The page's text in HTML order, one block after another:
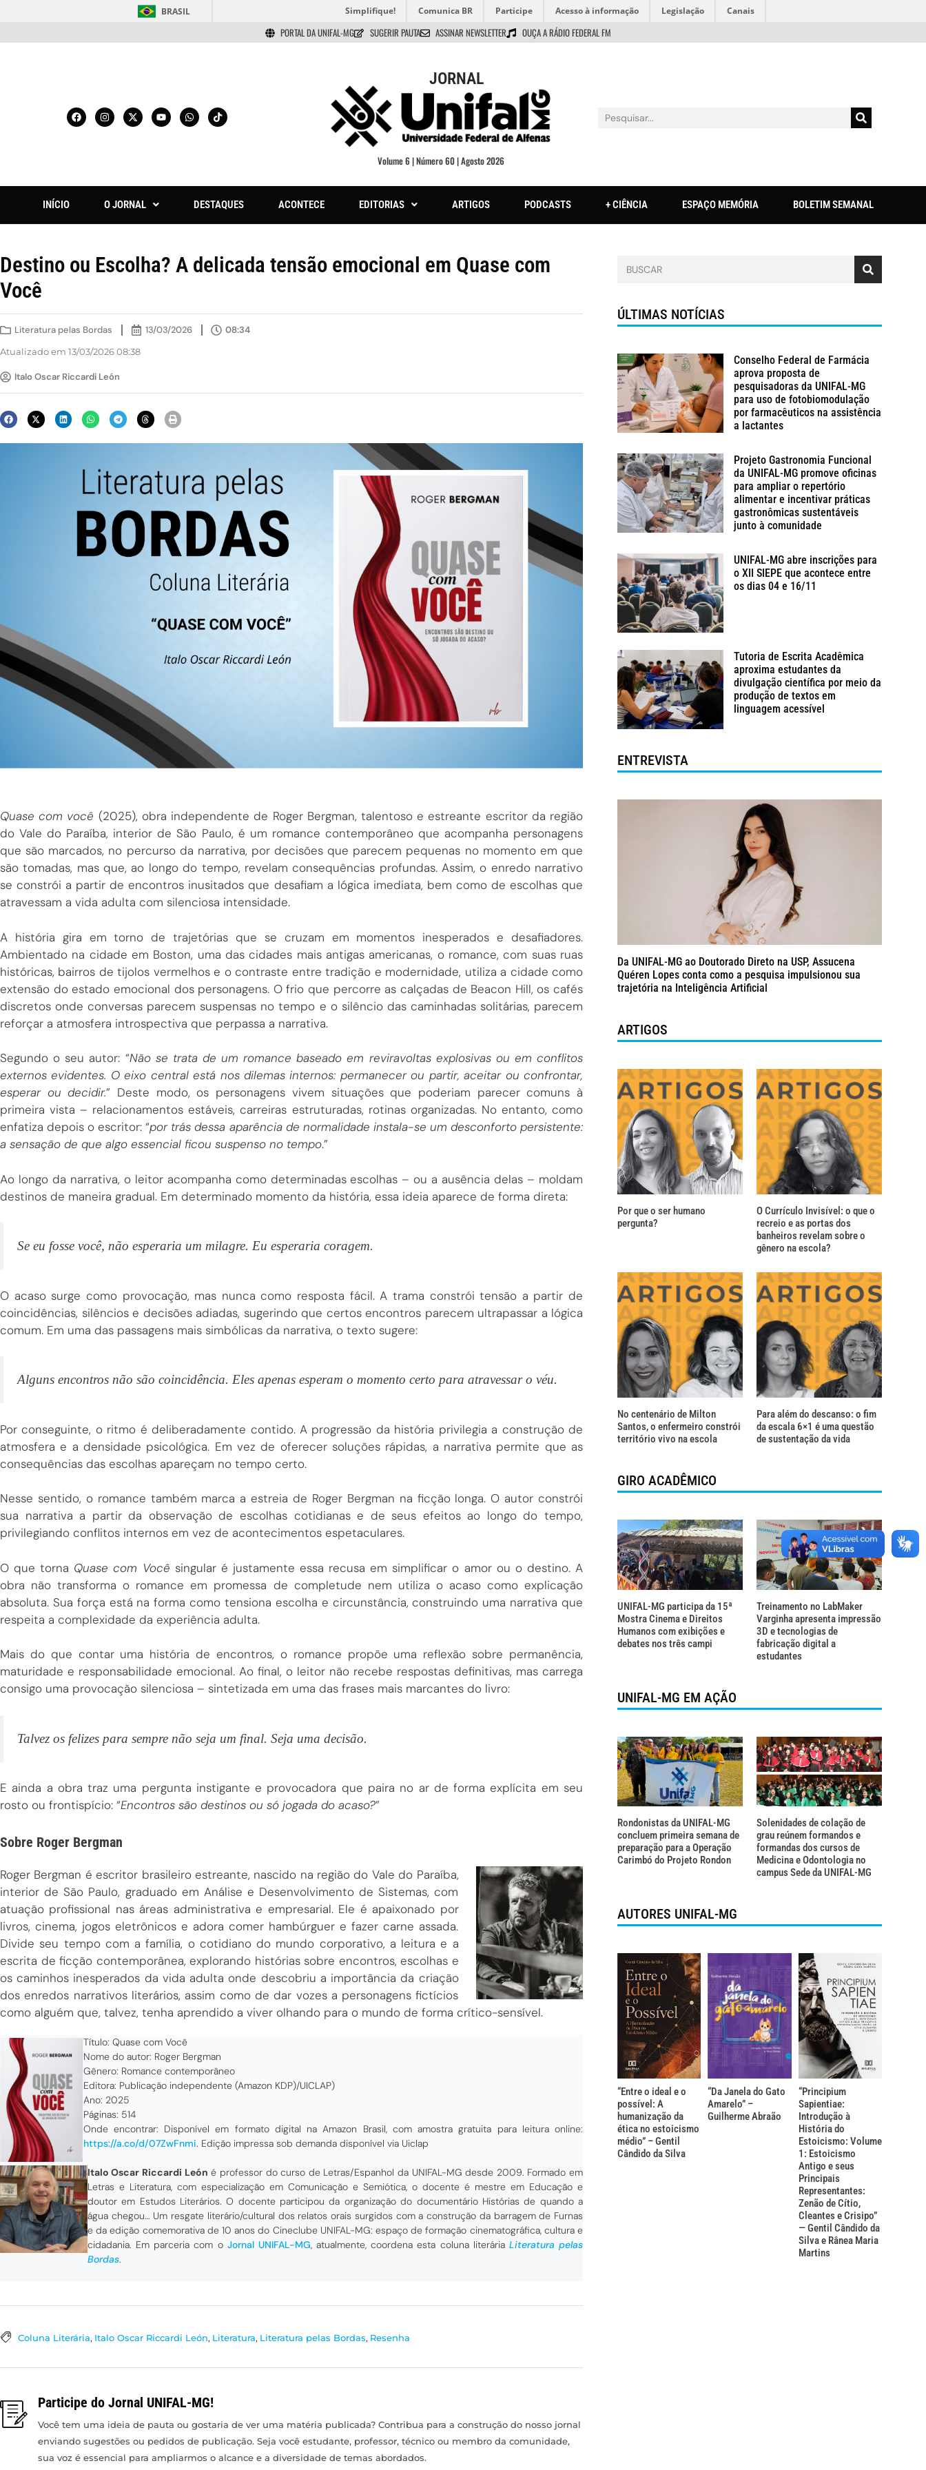
BRASIL Simplifique! Comunica BR Participe Acesso à informação Legislação Canais
PORTAL DA UNIFAL-MG SUGERIR PAUTA ASSINAR NEWSLETTER OUÇA A RÁDIO FEDERAL FM
JORNAL
Volume 6 | Número 60 | Agosto 2026
INÍCIO O JORNAL DESTAQUES ACONTECE EDITORIAS ARTIGOS PODCASTS + CIÊNCIA ESPAÇO MEMÓRIA BOLETIM SEMANAL
Destino ou Escolha? A delicada tensão emocional em Quase com
Você
Literatura pelas Bordas 13/03/2026 08:34
Atualizado em 13/03/2026 08:38
Italo Oscar Riccardi León
Quase com você (2025), obra independente de Roger Bergman, talentoso e estreante escritor da região
do Vale do Paraíba, interior de São Paulo, é um romance contemporâneo que acompanha personagens
que são marcados, no percurso da narrativa, por decisões que parecem pequenas no momento em que
são tomadas, mas que, ao longo do tempo, revelam consequências profundas. Assim, o enredo narrativo
se constrói a partir de encontros inusitados que desafiam a lógica imediata, bem como de escolhas que
atravessam a vida adulta com silenciosa intensidade.
A história gira em torno de trajetórias que se cruzam em momentos inesperados e desafiadores.
Ambientado na cidade em Boston, uma das cidades mais antigas americanas, o romance, ­com suas ruas
históricas, bairros de tijolos vermelhos e o contraste entre tradição e modernidade, utiliza a cidade como
extensão do estado emocional dos personagens. O frio que percorre as calçadas de Beacon Hill, os cafés
discretos onde conversas parecem suspensas no tempo e o silêncio das caminhadas solitárias, parecem
reforçar a atmosfera introspectiva que perpassa a narrativa.
Segundo o seu autor: “Não se trata de um romance baseado em reviravoltas explosivas ou em conflitos
externos evidentes. O eixo central está nos dilemas internos: permanecer ou partir, aceitar ou confrontar,
esperar ou decidir.” Deste modo, os personagens vivem situações que poderiam parecer comuns à
primeira vista – relacionamentos estáveis, carreiras estruturadas, rotinas organizadas. No entanto, como
enfatiza depois o escritor: “por trás dessa aparência de normalidade instala-se um desconforto persistente:
a sensação de que algo essencial ficou suspenso no tempo.”
Ao longo da narrativa, o leitor acompanha como determinadas escolhas – ou a ausência delas – moldam
destinos de maneira gradual. Em determinado momento da história, essa ideia aparece de forma direta:
Se eu fosse você, não esperaria um milagre. Eu esperaria coragem.
O acaso surge como provocação, mas nunca como resposta fácil. A trama constrói tensão a partir de
coincidências, silêncios e decisões adiadas, sugerindo que certos encontros parecem ultrapassar a lógica
comum. Em uma das passagens mais simbólicas da narrativa, o texto sugere:
Alguns encontros não são coincidência. Eles apenas esperam o momento certo para atravessar o véu.
Por conseguinte, o ritmo é deliberadamente contido. A progressão da história privilegia a construção de
atmosfera e a densidade psicológica. Em vez de oferecer soluções rápidas, a narrativa permite que as
consequências das escolhas apareçam no tempo certo.
Nesse sentido, o romance também marca a estreia de Roger Bergman na ficção longa. O autor constrói
sua narrativa a partir da observação de escolhas cotidianas e de seus efeitos ao longo do tempo,
privilegiando conflitos internos em vez de acontecimentos espetaculares.
O que torna Quase com Você singular é justamente essa recusa em simplificar o amor ou o destino. A
obra não transforma o romance em promessa de completude nem utiliza o acaso como explicação
absoluta. Sua força está na forma como tensiona escolha e circunstância, construindo uma narrativa que
respeita a complexidade da experiência adulta.
Mais do que contar uma história de encontros, o romance propõe uma reflexão sobre permanência,
maturidade e responsabilidade emocional. Ao final, o leitor não recebe respostas definitivas, mas carrega
consigo uma provocação silenciosa – sintetizada em uma das frases mais marcantes do livro:
Talvez os felizes para sempre não seja um final. Seja uma decisão.
E ainda a obra traz uma pergunta instigante e provocadora que paira no ar de forma explícita em seu
rosto ou frontispício: “Encontros são destinos ou só jogada do acaso?”
Sobre Roger Bergman
Roger Bergman é escritor brasileiro estreante, nascido na região do Vale do Paraíba,
interior de São Paulo, graduado em Análise e Desenvolvimento de Sistemas, com
atuação profissional nas áreas administrativa e empresarial. Ele é apaixonado por
livros, cinema, jogos eletrônicos e adora comer hambúrguer e fazer carne assada.
Divide seu tempo com a família, o cotidiano do mundo corporativo, a leitura e a
escrita de ficção contemporânea, explorando histórias sobre encontros, escolhas e
os caminhos inesperados da vida adulta onde descobriu a importância da criação
dos enredos narrativos literários, assim como de dar vozes a personagens fictícios
como alguém que, talvez, tenha aprendido a viver olhando para o mundo de forma crítico-sensível.
Título: Quase com Você
Nome do autor: Roger Bergman
Gênero: Romance contemporâneo
Editora: Publicação independente (Amazon KDP)/UICLAP)
Ano: 2025
Páginas: 514
Onde encontrar: Disponível em formato digital na Amazon Brasil, com amostra gratuita para leitura online:
https://a.co/d/07ZwFnmi. Edição impressa sob demanda disponível via Uiclap
Italo Oscar Riccardi León é professor do curso de Letras/Espanhol da UNIFAL-MG desde 2009. Formado em
Letras e Literatura, com especialização em Comunicação e Semiótica, o docente é mestre em Educação e
doutor em Estudos Literários. O docente participou da organização do documentário Histórias de quando a
água chegou… Um resgate literário/cultural dos relatos orais surgidos com a construção da barragem de Furnas
e da edição comemorativa de 10 anos do Cineclube UNIFAL-MG: espaço de formação cinematográfica, cultura e
cidadania. Em parceria com oJornal UNIFAL-MG, atualmente, coordena esta coluna literária Literatura pelas
Bordas.
Coluna Literária, Italo Oscar Riccardi León, Literatura, Literatura pelas Bordas, Resenha
Participe do Jornal UNIFAL-MG!
Você tem uma ideia de pauta ou gostaria de ver uma matéria publicada? Contribua para a construção do nosso jornal
enviando sugestões ou pedidos de publicação. Seja você estudante, professor, técnico ou membro da comunidade,
sua voz é essencial para ampliarmos o alcance e a diversidade de temas abordados.
ÚLTIMAS NOTÍCIAS
Conselho Federal de Farmácia
aprova proposta de
pesquisadoras da UNIFAL-MG
para uso de fotobiomodulação
por farmacêuticos na assistência
a lactantes
Projeto Gastronomia Funcional
da UNIFAL-MG promove oficinas
para ampliar o repertório
alimentar e incentivar práticas
gastronômicas sustentáveis
junto à comunidade
UNIFAL-MG abre inscrições para
o XII SIEPE que acontece entre
os dias 04 e 16/11
Tutoria de Escrita Acadêmica
aproxima estudantes da
divulgação científica por meio da
produção de textos em
linguagem acessível
ENTREVISTA
Da UNIFAL-MG ao Doutorado Direto na USP, Assucena
Quéren Lopes conta como a pesquisa impulsionou sua
trajetória na Inteligência Artificial
ARTIGOS
Por que o ser humano
pergunta?
O Currículo Invisível: o que o
recreio e as portas dos
banheiros revelam sobre o
gênero na escola?
No centenário de Milton
Santos, o enfermeiro constrói
território vivo na escola
Para além do descanso: o fim
da escala 6×1 é uma questão
de sustentação da vida
GIRO ACADÊMICO
UNIFAL-MG participa da 15ª
Mostra Cinema e Direitos
Humanos com exibições e
debates nos três campi
Treinamento no LabMaker
Varginha apresenta impressão
3D e tecnologias de
fabricação digital a
estudantes
UNIFAL-MG EM AÇÃO
Rondonistas da UNIFAL-MG
concluem primeira semana de
preparação para a Operação
Carimbó do Projeto Rondon
Solenidades de colação de
grau reúnem formandos e
formandas dos cursos de
Medicina e Odontologia no
campus Sede da UNIFAL-MG
AUTORES UNIFAL-MG
“Entre o ideal e o
possível: A
humanização da
ética no estoicismo
médio” – Gentil
Cândido da Silva
“Da Janela do Gato
Amarelo” –
Guilherme Abraão
“Principium
Sapientiae:
Introdução à
História do
Estoicismo: Volume
1: Estoicismo
Antigo e seus
Principais
Representantes:
Zenão de Cítio,
Cleantes e Crisipo”
— Gentil Cândido da
Silva e Rânea Maria
Martins